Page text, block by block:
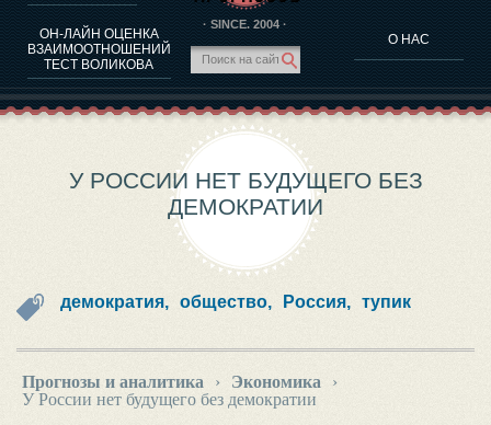
ОН-ЛАЙН ОЦЕНКА
ВЗАИМООТНОШЕНИЙ
ТЕСТ ВОЛИКОВА
· SINCE. 2004 ·
О НАС
О ПРОГРАММЕ
ТЕСТ НА СОВМЕСТИМОСТЬ ВОЛИКОВА
ПРОГНОЗЫ И АНАЛИТИКА
У РОССИИ НЕТ БУДУЩЕГО БЕЗ
ДЕМОКРАТИИ
демократия, общество, Россия, тупик
Прогнозы и аналитика › Экономика
›
У России нет будущего без демократии